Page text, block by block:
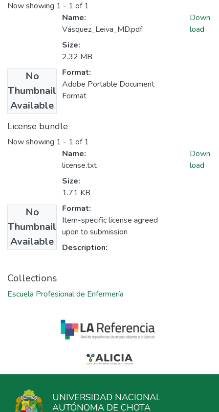
Now showing 1 - 1 of 1
No
Thumbnail
Available
Name:
Vásquez_Leiva_MD.pdf
Size:
2.32 MB
Format:
Adobe Portable Document
Format
Down
load
License bundle
Now showing 1 - 1 of 1
No
Thumbnail
Available
Name:
license.txt
Size:
1.71 KB
Format:
Item-specific license agreed
upon to submission
Description:
Down
load
Collections
Escuela Profesional de Enfermería
UNIVERSIDAD NACIONAL
AUTÓNOMA DE CHOTA